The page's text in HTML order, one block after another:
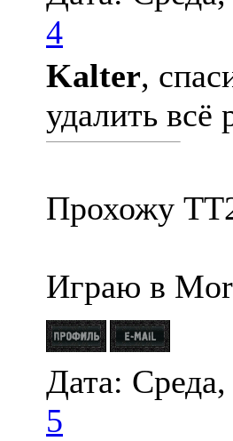
4
Kalter,
удалить всё
Прохожу
Играю в
Дата:
5